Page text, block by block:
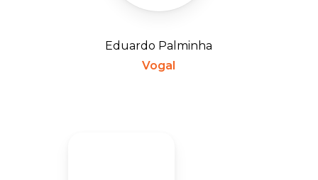
Eduardo Palminha
Vogal